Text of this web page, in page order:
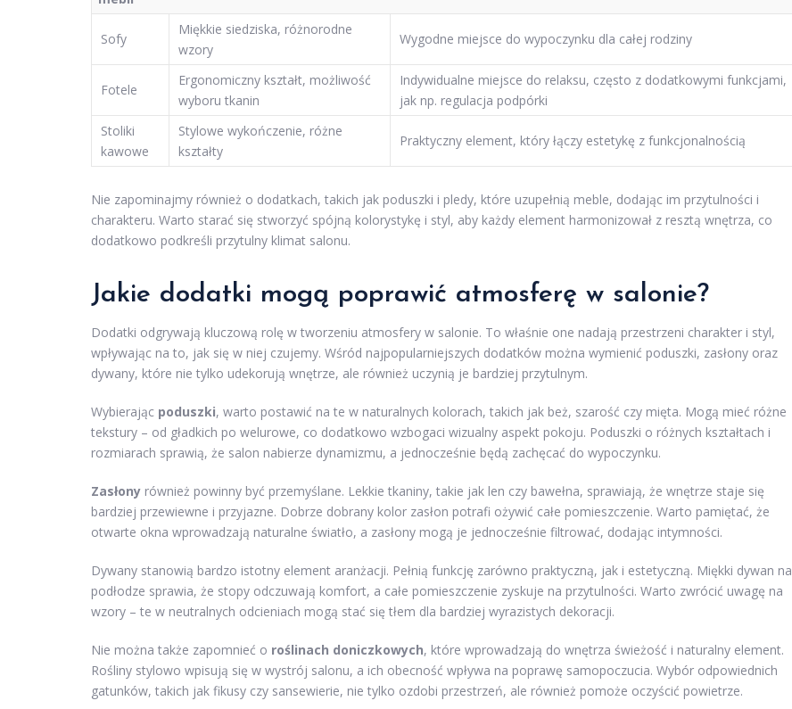
Sofy
Miękkie siedziska, różnorodne
wzory
Wygodne miejsce do wypoczynku dla całej rodziny
Fotele
Ergonomiczny kształt, możliwość
wyboru tkanin
Indywidualne miejsce do relaksu, często z dodatkowymi funkcjami,
jak np. regulacja podpórki
Stoliki
kawowe
Stylowe wykończenie, różne
kształty
Praktyczny element, który łączy estetykę z funkcjonalnością
Nie zapominajmy również o dodatkach, takich jak poduszki i pledy, które uzupełnią meble, dodając im przytulności i
charakteru. Warto starać się stworzyć spójną kolorystykę i styl, aby każdy element harmonizował z resztą wnętrza, co
dodatkowo podkreśli przytulny klimat salonu.
Jakie dodatki mogą poprawić atmosferę w salonie?
Dodatki odgrywają kluczową rolę w tworzeniu atmosfery w salonie. To właśnie one nadają przestrzeni charakter i styl,
wpływając na to, jak się w niej czujemy. Wśród najpopularniejszych dodatków można wymienić poduszki, zasłony oraz
dywany, które nie tylko udekorują wnętrze, ale również uczynią je bardziej przytulnym.
Wybierając poduszki, warto postawić na te w naturalnych kolorach, takich jak beż, szarość czy mięta. Mogą mieć różne
tekstury – od gładkich po welurowe, co dodatkowo wzbogaci wizualny aspekt pokoju. Poduszki o różnych kształtach i
rozmiarach sprawią, że salon nabierze dynamizmu, a jednocześnie będą zachęcać do wypoczynku.
Zasłony również powinny być przemyślane. Lekkie tkaniny, takie jak len czy bawełna, sprawiają, że wnętrze staje się
bardziej przewiewne i przyjazne. Dobrze dobrany kolor zasłon potrafi ożywić całe pomieszczenie. Warto pamiętać, że
otwarte okna wprowadzają naturalne światło, a zasłony mogą je jednocześnie filtrować, dodając intymności.
Dywany stanowią bardzo istotny element aranżacji. Pełnią funkcję zarówno praktyczną, jak i estetyczną. Miękki dywan na
podłodze sprawia, że stopy odczuwają komfort, a całe pomieszczenie zyskuje na przytulności. Warto zwrócić uwagę na
wzory – te w neutralnych odcieniach mogą stać się tłem dla bardziej wyrazistych dekoracji.
Nie można także zapomnieć o roślinach doniczkowych, które wprowadzają do wnętrza świeżość i naturalny element.
Rośliny stylowo wpisują się w wystrój salonu, a ich obecność wpływa na poprawę samopoczucia. Wybór odpowiednich
gatunków, takich jak fikusy czy sansewierie, nie tylko ozdobi przestrzeń, ale również pomoże oczyścić powietrze.